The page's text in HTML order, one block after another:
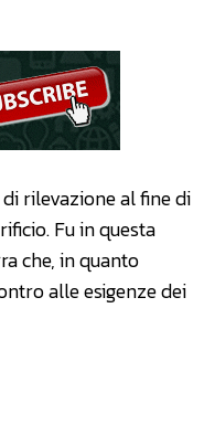
rilevazione al fine di
Fu in questa
che, in quanto
alle esigenze dei